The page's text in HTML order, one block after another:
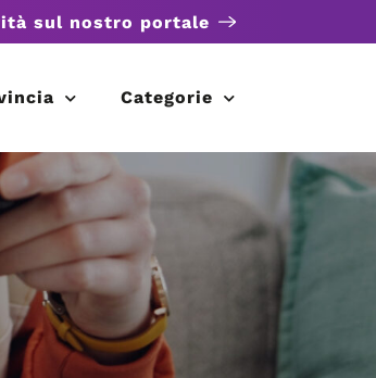
sul nostro portale
Categorie